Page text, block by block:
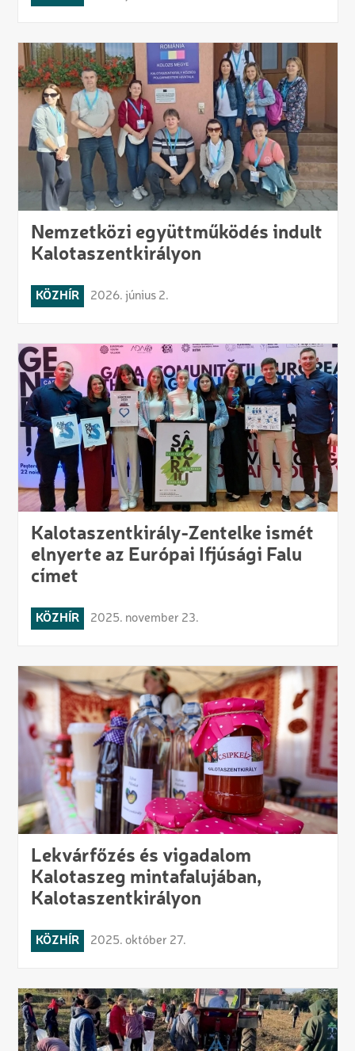
Nemzetközi együttműködés indult
Kalotaszentkirályon
KÖZHÍR 2026. június 2.
Kalotaszentkirály-Zentelke ismét
elnyerte az Európai Ifjúsági Falu
címet
KÖZHÍR 2025. november 23.
Lekvárfőzés és vigadalom
Kalotaszeg mintafalujában,
Kalotaszentkirályon
KÖZHÍR 2025. október 27.